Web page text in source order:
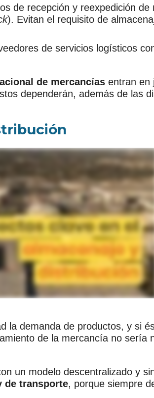
de recepción y reexpedición
). Evitan el requisito de
de servicios logísticos
de mercancías entran en
dependerán, además de las
la demanda de productos, y si
de la mercancía no sería
un modelo descentralizado y
de transporte, porque siempre